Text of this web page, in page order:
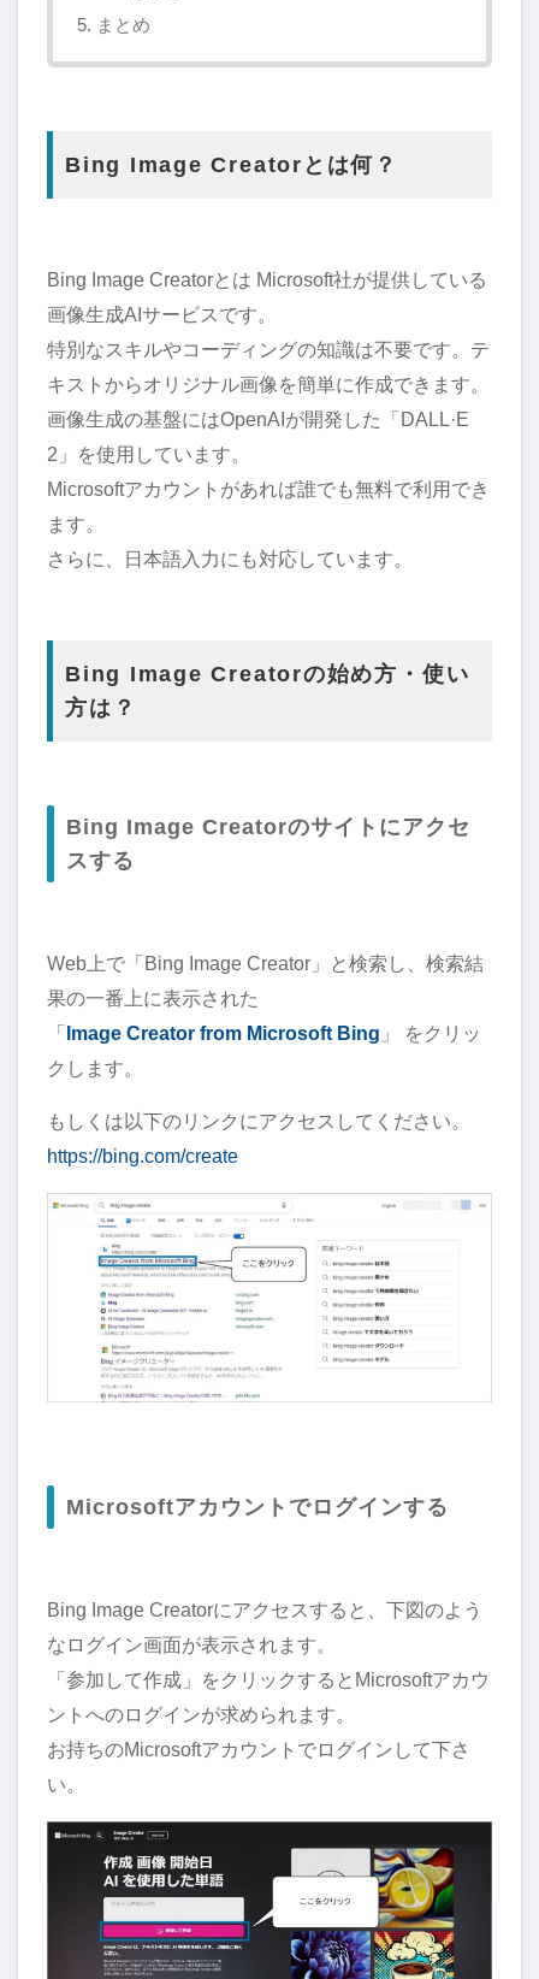
まとめ
Bing Image Creatorとは何？
Bing Image Creatorとは Microsoft社が提供している
画像生成AIサービスです。
特別なスキルやコーディングの知識は不要です。テ
キストからオリジナル画像を簡単に作成できます。
画像生成の基盤にはOpenAIが開発した「DALL·E
2」を使用しています。
Microsoftアカウントがあれば誰でも無料で利用でき
ます。
さらに、日本語入力にも対応しています。
Bing Image Creatorの始め方・使い
方は？
Bing Image Creatorのサイトにアクセ
スする
Web上で「Bing Image Creator」と検索し、検索結
果の一番上に表示された
「Image Creator from Microsoft Bing 」 をクリッ
クします。
もしくは以下のリンクにアクセスしてください。
https://bing.com/create
Microsoftアカウントでログインする
Bing Image Creatorにアクセスすると、下図のよう
なログイン画面が表示されます。
「参加して作成」をクリックするとMicrosoftアカウ
ントへのログインが求められます。
お持ちのMicrosoftアカウントでログインして下さ
い。